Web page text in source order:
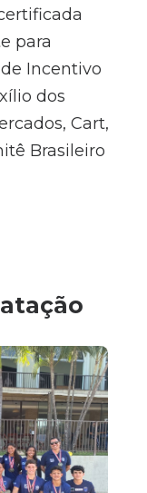
para
Incentivo
dos
Cart,
Brasileiro